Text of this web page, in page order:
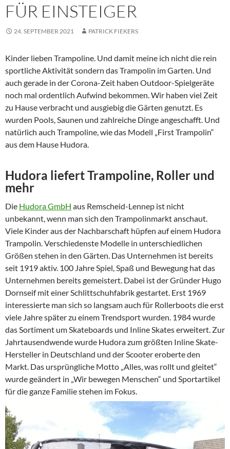
FÜR EINSTEIGER
24. SEPTEMBER 2021 PATRICK FIEKERS
Kinder lieben Trampoline. Und damit meine ich nicht die rein
sportliche Aktivität sondern das Trampolin im Garten. Und
auch gerade in der Corona-Zeit haben Outdoor-Spielgeräte
noch mal ordentlich Aufwind bekommen. Wir haben viel Zeit
zu Hause verbracht und ausgiebig die Gärten genutzt. Es
wurden Pools, Saunen und zahlreiche Dinge angeschafft. Und
natürlich auch Trampoline, wie das Modell „First Trampolin“
aus dem Hause Hudora.
Hudora liefert Trampoline, Roller und
mehr
Die Hudora GmbH aus Remscheid-Lennep ist nicht
unbekannt, wenn man sich den Trampolinmarkt anschaut.
Viele Kinder aus der Nachbarschaft hüpfen auf einem Hudora
Trampolin. Verschiedenste Modelle in unterschiedlichen
Größen stehen in den Gärten. Das Unternehmen ist bereits
seit 1919 aktiv. 100 Jahre Spiel, Spaß und Bewegung hat das
Unternehmen bereits gemeistert. Dabei ist der Gründer Hugo
Dornseif mit einer Schlittschuhfabrik gestartet. Erst 1969
interessierte man sich so langsam auch für Rollerboots die erst
viele Jahre später zu einem Trendsport wurden. 1984 wurde
das Sortiment um Skateboards und Inline Skates erweitert. Zur
Jahrtausendwende wurde Hudora zum größten Inline Skate-
Hersteller in Deutschland und der Scooter eroberte den
Markt. Das ursprüngliche Motto „Alles, was rollt und gleitet“
wurde geändert in „Wir bewegen Menschen“ und Sportartikel
für die ganze Familie stehen im Fokus.